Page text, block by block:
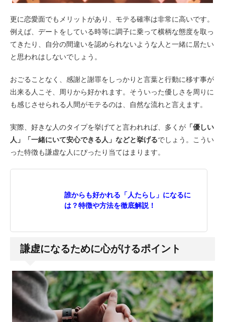
更に恋愛面でもメリットがあり、モテる確率は非常に高いです。
例えば、デートをしている時等に調子に乗って横柄な態度を取っ
てきたり、自分の間違いを認められないような人と一緒に居たい
と思われはしないでしょう。
おごることなく、感謝と謝罪をしっかりと言葉と行動に移す事が
出来る人こそ、周りから好かれます。そういった優しさを周りに
も感じさせられる人間がモテるのは、自然な流れと言えます。
実際、好きな人のタイプを挙げてと言われれば、多くが 「優しい
人」「一緒にいて安心できる人」などと挙げるでしょう。こうい
った特徴も謙虚な人にぴったり当てはまります。
誰からも好かれる「人たらし」になるに
は？特徴や方法を徹底解説！
謙虚になるために心がけるポイント